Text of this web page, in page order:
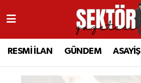
RESMİ İLAN GÜNDEM ASAYİŞ
RESMİ İLAN
MANİSA
RESMİ İLAN
MANİSA
Manisa Nöbetçi Eczaneler